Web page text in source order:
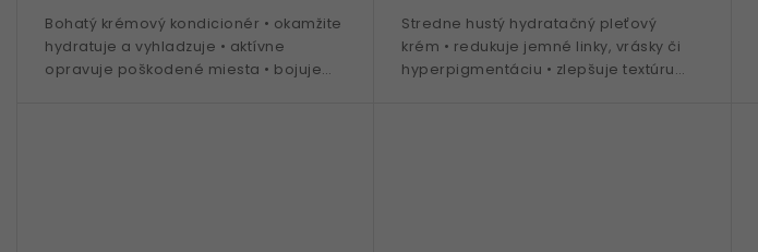
Bohatý krémový kondicionér • okamžite
hydratuje a vyhladzuje • aktívne
opravuje poškodené miesta • bojuje
Stredne hustý hydratačný pleťový
krém • redukuje jemné linky, vrásky či
hyperpigmentáciu • zlepšuje textúru